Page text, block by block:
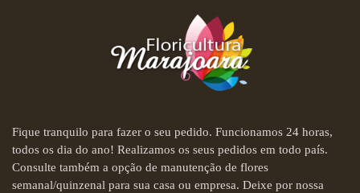
Fique tranquilo para fazer o seu pedido. Funcionamos 24 horas,
todos os dia do ano! Realizamos os seus pedidos em todo país.
Consulte também a opção de manutenção de flores
semanal/quinzenal para sua casa ou empresa. Deixe por nossa